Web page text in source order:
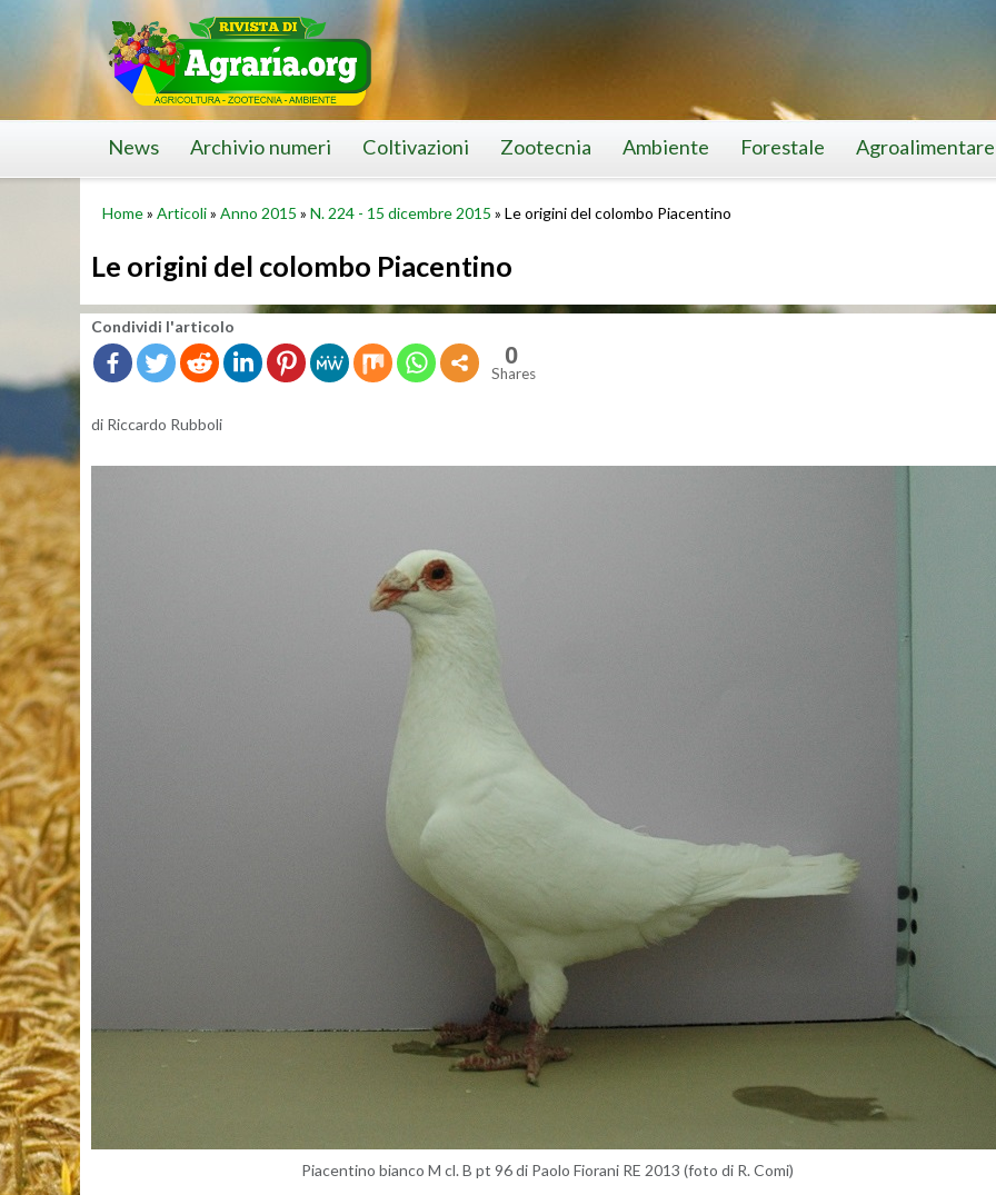
News Archivio numeri Coltivazioni Zootecnia Ambiente Forestale Agroalimentare
Home» Articoli» Anno 2015 » N. 224 - 15 dicembre 2015 » Le origini del colombo Piacentino
Le origini del colombo Piacentino
Con­di­vi­di l'ar­ti­co­lo
0
Shares
di Ric­car­do Rub­bo­li
Pia­cen­ti­no bian­co M cl. B pt 96 di Paolo Fio­ra­ni RE 2013 (foto di R. Comi)